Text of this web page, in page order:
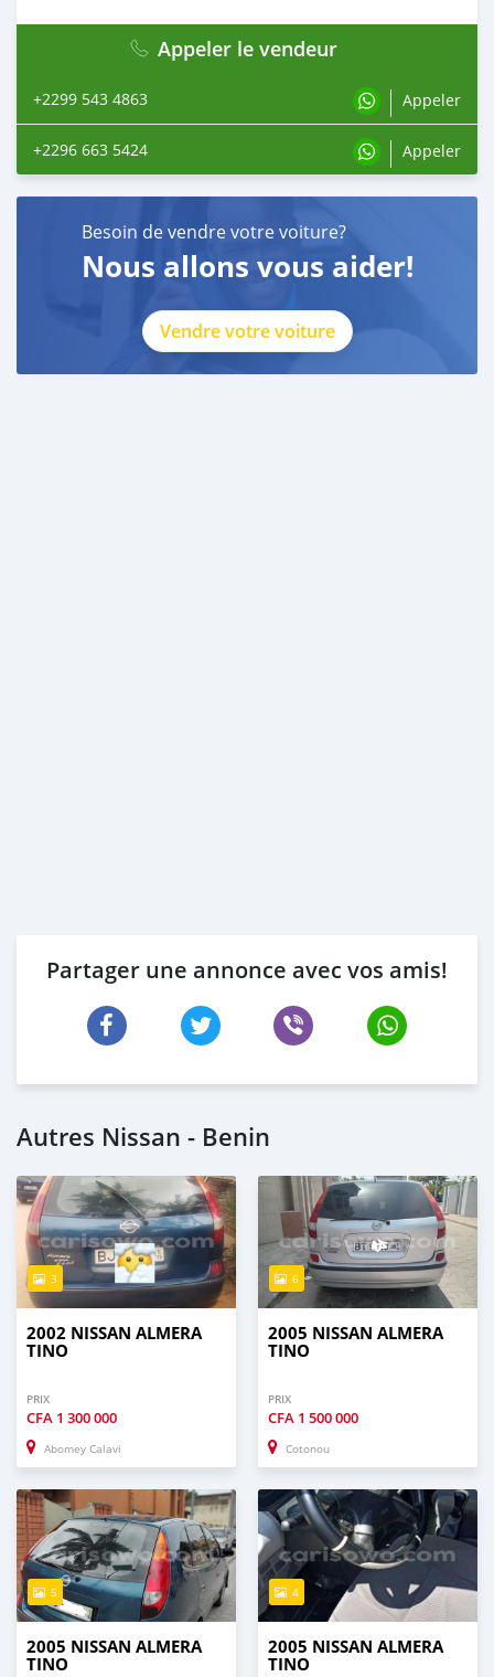
Appeler le vendeur
+2299 543 4863 Appeler
+2296 663 5424 Appeler
Besoin de vendre votre voiture?
Nous allons vous aider!
Vendre votre voiture
Partager une annonce avec vos amis!
Autres Nissan - Benin
3
2002 NISSAN ALMERA
TINO
PRIX
CFA 1 300 000
Abomey Calavi
6
2005 NISSAN ALMERA
TINO
PRIX
CFA 1 500 000
Cotonou
5
2005 NISSAN ALMERA
TINO
4
2005 NISSAN ALMERA
TINO